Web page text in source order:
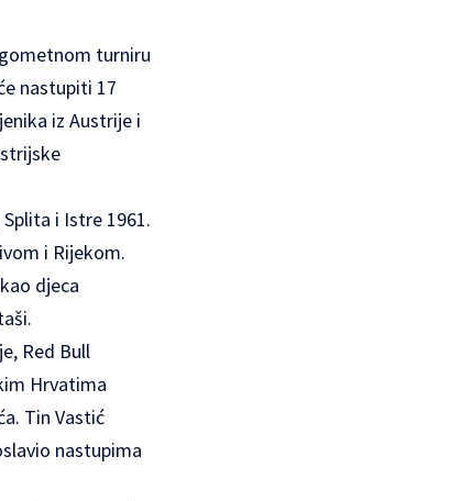
turniru
nastupiti 17
iz Austrije i
i Istre 1961.
i Rijekom.
djeca
Red Bull
Hrvatima
Tin Vastić
nastupima